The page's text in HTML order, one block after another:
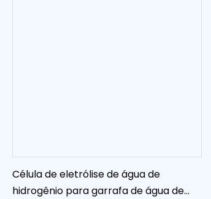
Célula de eletrólise de água de
hidrogênio para garrafa de água de